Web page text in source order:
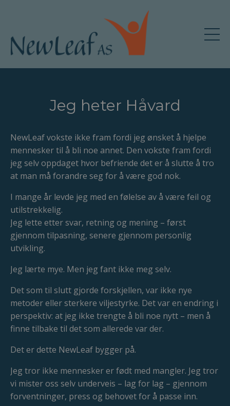
Jeg heter Håvard
NewLeaf vokste ikke fram fordi jeg ønsket å hjelpe
mennesker til å bli noe annet. Den vokste fram fordi
jeg selv oppdaget hvor befriende det er å slutte å tro
at man må forandre seg for å være god nok.
I mange år levde jeg med en følelse av å være feil og
utilstrekkelig.
Jeg lette etter svar, retning og mening – først
gjennom tilpasning, senere gjennom personlig
utvikling.
Jeg lærte mye. Men jeg fant ikke meg selv.
Det som til slutt gjorde forskjellen, var ikke nye
metoder eller sterkere viljestyrke. Det var en endring i
perspektiv: at jeg ikke trengte å bli noe nytt – men å
finne tilbake til det som allerede var der.
Det er dette NewLeaf bygger på.
Jeg tror ikke mennesker er født med mangler. Jeg tror
vi mister oss selv underveis – lag for lag – gjennom
forventninger, press og behovet for å passe inn.